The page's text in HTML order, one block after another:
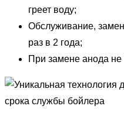
греет воду;
Обслуживание,
раз в 2 года;
При замене анода не